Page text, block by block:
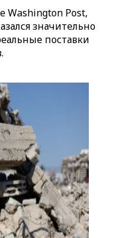
Washington Post,
значительно
поставки